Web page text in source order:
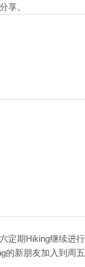
享。
定期Hiking继续进
的新朋友加入到周